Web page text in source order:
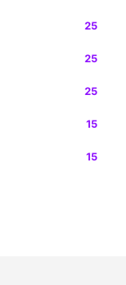
25
25
25
15
15